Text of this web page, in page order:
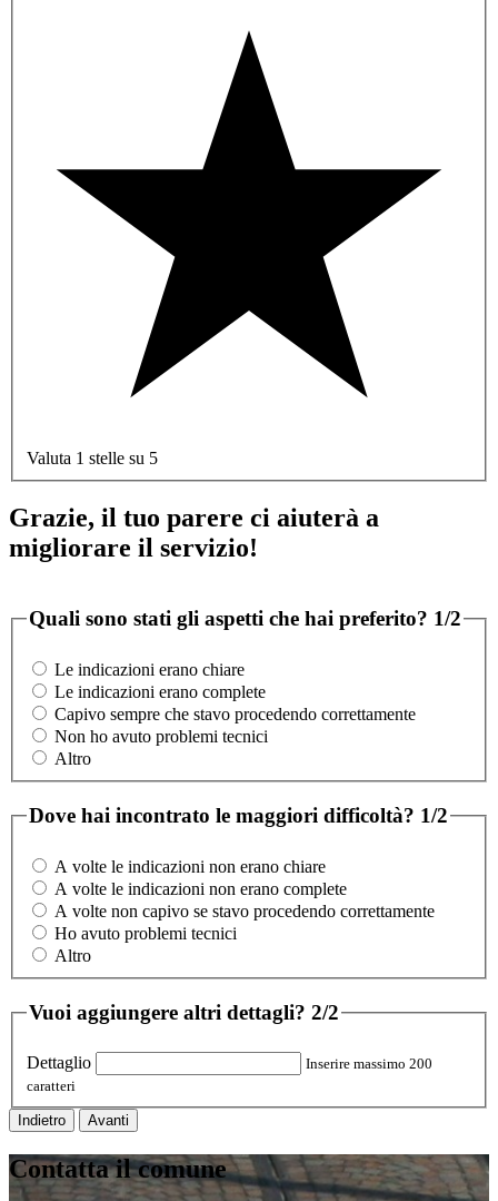
Valuta 1 stelle su 5
Grazie, il tuo parere ci aiuterà a
migliorare il servizio!
Quali sono stati gli aspetti che hai preferito? 1/2
Le indicazioni erano chiare
Le indicazioni erano complete
Capivo sempre che stavo procedendo correttamente
Non ho avuto problemi tecnici
Altro
Dove hai incontrato le maggiori difficoltà? 1/2
A volte le indicazioni non erano chiare
A volte le indicazioni non erano complete
A volte non capivo se stavo procedendo correttamente
Ho avuto problemi tecnici
Altro
Vuoi aggiungere altri dettagli? 2/2
Dettaglio
Inserire massimo 200
caratteri
Indietro Avanti
Contatta il comune